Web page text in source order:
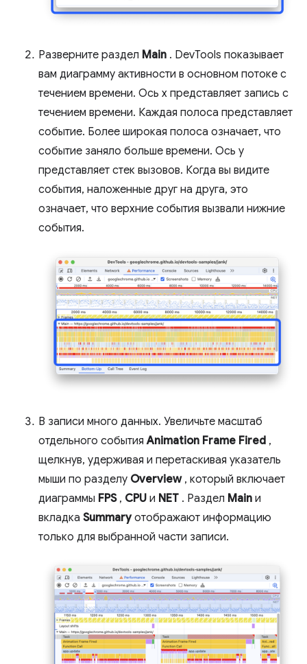
Разверните раздел Main . DevTools показывает
вам диаграмму активности в основном потоке с
течением времени. Ось x представляет запись с
течением времени. Каждая полоса представляет
событие. Более широкая полоса означает, что
событие заняло больше времени. Ось y
представляет стек вызовов. Когда вы видите
события, наложенные друг на друга, это
означает, что верхние события вызвали нижние
события.
В записи много данных. Увеличьте масштаб
отдельного событияAnimation Frame Fired ,
щелкнув, удерживая и перетаскивая указатель
мыши по разделу Overview, который включает
диаграммы FPS, CPU и NET . Раздел Main и
вкладка Summaryотображают информацию
только для выбранной части записи.